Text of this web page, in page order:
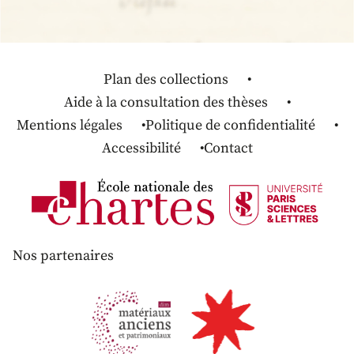
Plan des collections
Aide à la consultation des thèses
Mentions légales
Politique de confidentialité
Accessibilité
Contact
Nos partenaires